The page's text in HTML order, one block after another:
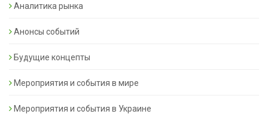
Аналитика рынка
Анонсы событий
Будущие концепты
Мероприятия и события в мире
Мероприятия и события в Украине